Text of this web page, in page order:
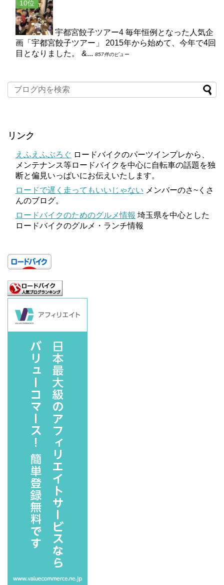
宇都宮餃子ツアー4 毎年恒例となった人気企
画「宇都宮餃子ツアー」 2015年から始めて、今年で4回
目となりました。 &... 857件のビュー
リンク
えふえふぶろぐ ロードバイクのパーツインプレから、
メンテナンス等ロードバイクを中心に自転車の話題を独
断と偏見いっぱいにお伝えいたします。
ロードで遅く走ってもいいじゃない メンバーのさ~くさ
んのブログ。
ロードバイクのためのグルメ情報 埼玉県を中心とした
ロードバイクのグルメ・ランチ情報